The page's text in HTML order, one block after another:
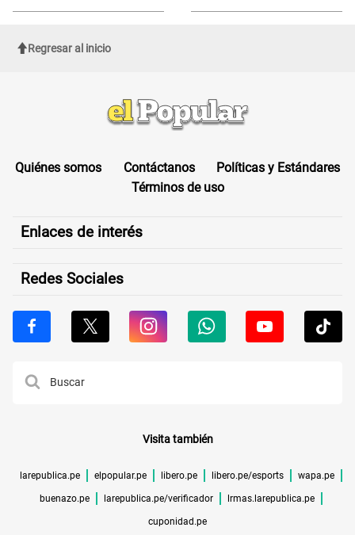
sufrir una "emergencia médica"
Regresar al inicio
Quiénes somos Contáctanos
Políticas y Estándares
Términos de uso
Enlaces de interés
Redes Sociales
Visita también
larepublica.pe elpopular.pe libero.pe libero.pe/esports wapa.pe
buenazo.pe larepublica.pe/verificador lrmas.larepublica.pe
cuponidad.pe